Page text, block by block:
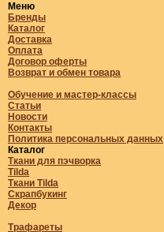
Меню
Бренды
Каталог
Доставка
Оплата
Договор оферты
Возврат и обмен товара
Обучение и мастер-классы
Статьи
Новости
Контакты
Политика персональных данных
Каталог
Ткани для пэчворка
Tilda
Ткани Tilda
Скрапбукинг
Декор
Трафареты